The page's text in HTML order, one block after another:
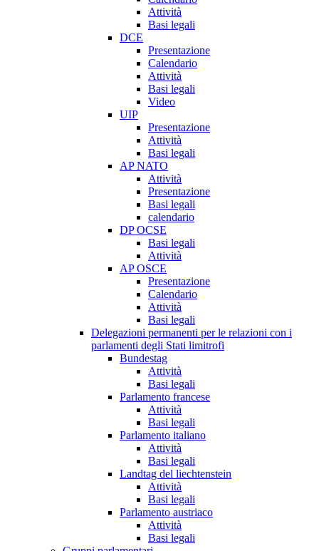
Attività
Basi legali
DCE
Presentazione
Calendario
Attività
Basi legali
Video
UIP
Presentazione
Attività
Basi legali
AP NATO
Attività
Presentazione
Basi legali
calendario
DP OCSE
Basi legali
Attività
AP OSCE
Presentazione
Calendario
Attività
Basi legali
Delegazioni permanenti per le relazioni con i
parlamenti degli Stati limitrofi
Bundestag
Attività
Basi legali
Parlamento francese
Attività
Basi legali
Parlamento italiano
Attività
Basi legali
Landtag del liechtenstein
Attività
Basi legali
Parlamento austriaco
Attività
Basi legali